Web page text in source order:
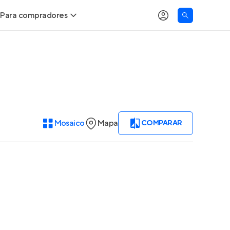
Entrar no Apto
Para compradores
Correção do INCC
Mosaico Mapa COMPARAR